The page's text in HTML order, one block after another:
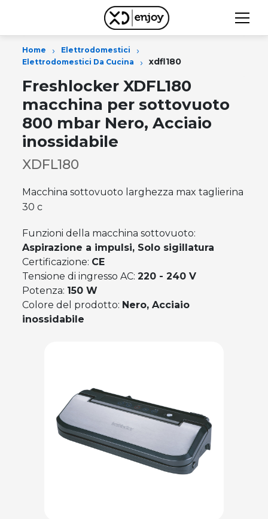
Home › Elettrodomestici ›
Elettrodomestici Da Cucina › xdfl180
Freshlocker XDFL180
macchina per sottovuoto
800 mbar Nero, Acciaio
inossidabile
XDFL180
Macchina sottovuoto larghezza max taglierina
30 c
Funzioni della macchina sottovuoto:
Aspirazione a impulsi, Solo sigillatura
Certificazione: CE
Tensione di ingresso AC:220 - 240 V
Potenza: 150 W
Colore del prodotto: Nero, Acciaio
inossidabile